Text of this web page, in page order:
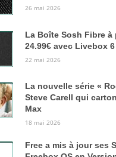
26 mai 2026
La Boîte Sosh Fibre à
24.99€ avec Livebox 6
22 mai 2026
La nouvelle série «
Steve Carell qui
Max
18 mai 2026
Free a mis à jour ses